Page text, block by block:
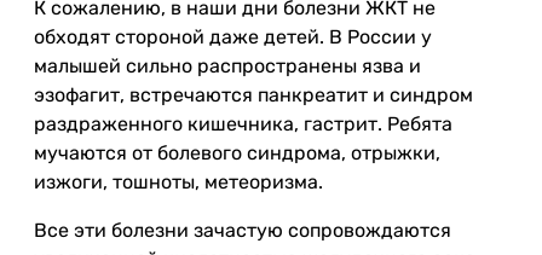
К сожалению, в наши дни болезни ЖКТ не
обходят стороной даже детей. В России у
малышей сильно распространены язва и
эзофагит, встречаются панкреатит и синдром
раздраженного кишечника, гастрит. Ребята
мучаются от болевого синдрома, отрыжки,
изжоги, тошноты, метеоризма.
Все эти болезни зачастую сопровождаются